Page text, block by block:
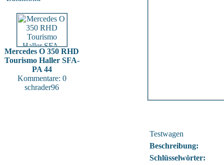
Mercedes O 350 RHD
Tourismo Haller SFA-
PA 44
Kommentare: 0
schrader96
Testwagen
Beschreibung:
Schlüsselwörter: